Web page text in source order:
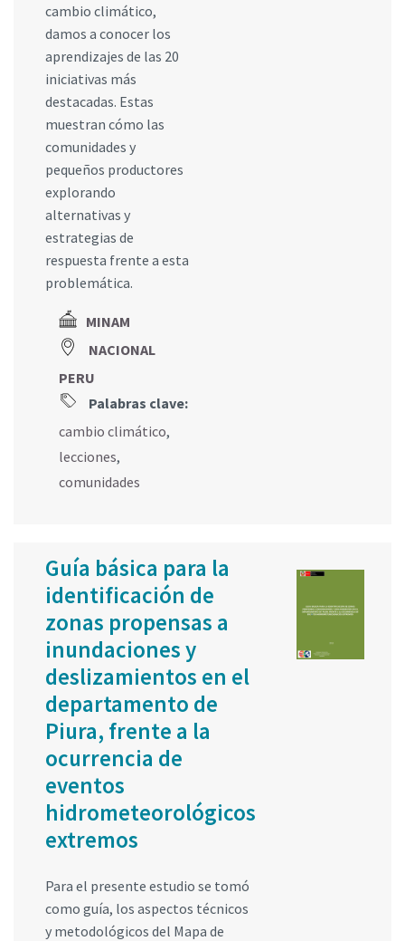
cambio climático,
damos a conocer los
aprendizajes de las 20
iniciativas más
destacadas. Estas
muestran cómo las
comunidades y
pequeños productores
explorando
alternativas y
estrategias de
respuesta frente a esta
problemática.
MINAM
NACIONAL
PERU
Palabras clave:
cambio climático,
lecciones,
comunidades
Guía básica para la
identificación de
zonas propensas a
inundaciones y
deslizamientos en el
departamento de
Piura, frente a la
ocurrencia de
eventos
hidrometeorológicos
extremos
Para el presente estudio se tomó
como guía, los aspectos técnicos
y metodológicos del Mapa de